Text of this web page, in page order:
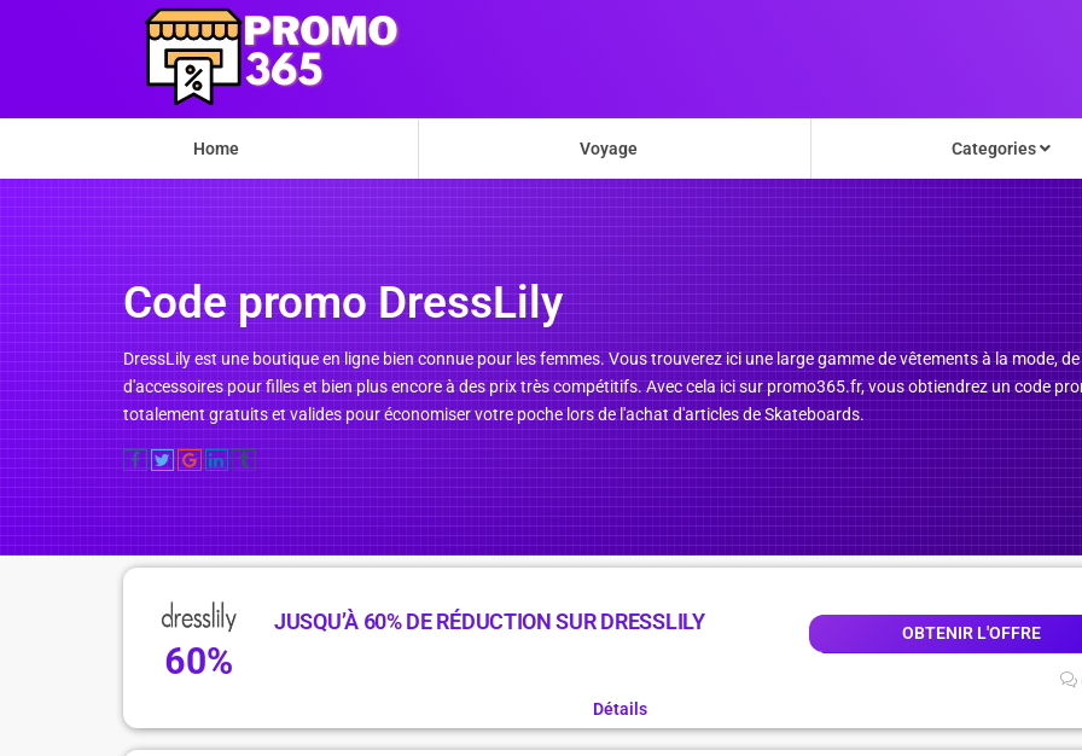
Home Voyage Categories
Code promo DressLily
DressLily est une boutique en ligne bien connue pour les femmes. Vous trouverez ici une large gamme de vêtements à la mode,
d'accessoires pour filles et bien plus encore à des prix très compétitifs. Avec cela ici sur promo365.fr, vous obtiendrez un code
totalement gratuits et valides pour économiser votre poche lors de l'achat d'articles de Skateboards.
60%
JUSQU’À 60% DE RÉDUCTION SUR DRESSLILY OBTENIR L'OFFRE
Détails